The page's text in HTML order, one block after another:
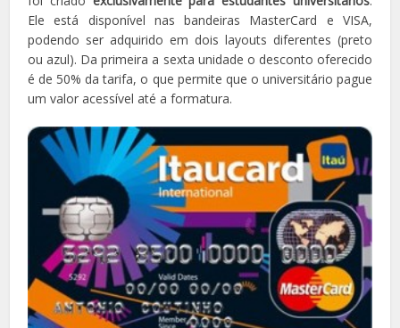
Ele está disponível nas bandeiras MasterCard e VISA,
podendo ser adquirido em dois layouts diferentes (preto
ou azul). Da primeira a sexta unidade o desconto oferecido
é de 50% da tarifa, o que permite que o universitário pague
um valor acessível até a formatura.